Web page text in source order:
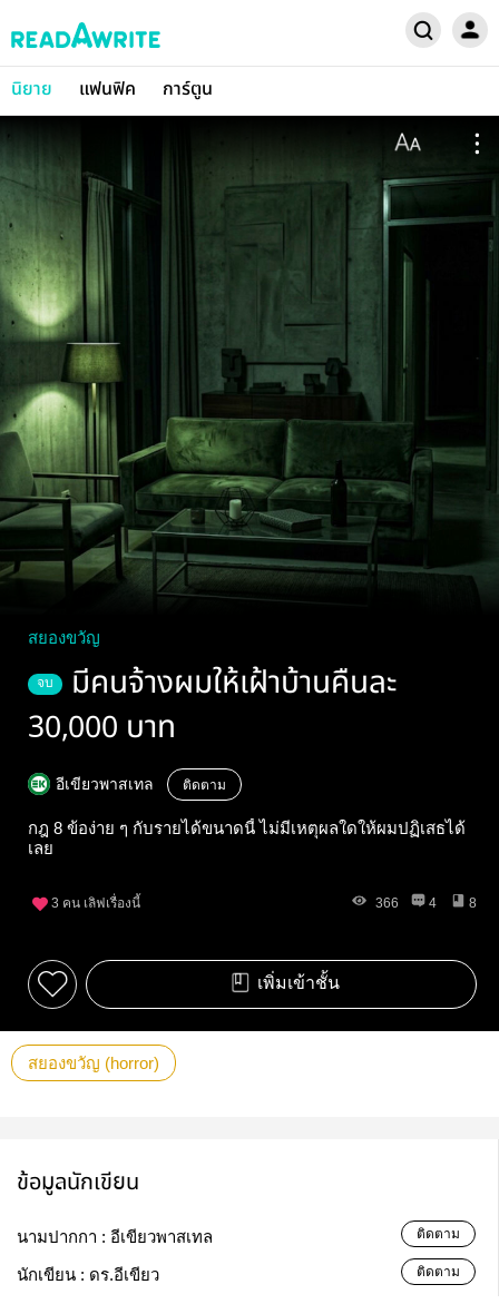
นิยาย แฟนฟิค การ์ตูน
สยองขวัญ
จบ
มีคนจ้างผมให้เฝ้าบ้านคืนละ
30,000 บาท
อีเขียวพาสเทล ติดตาม
กฎ 8 ข้อง่าย ๆ กับรายได้ขนาดนี้ ไม่มีเหตุผลใดให้ผมปฏิเสธได้
เลย
3 คน เลิฟเรื่องนี้ 366 4 8
เพิ่มเข้าชั้น
สยองขวัญ (horror)
ข้อมูลนักเขียน
นามปากกา : อีเขียวพาสเทล ติดตาม
นักเขียน : ดร.อีเขียว ติดตาม